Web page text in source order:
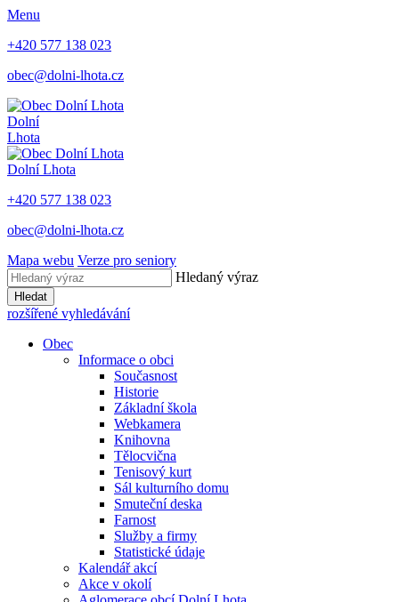
Menu
+420 577 138 023
obec@dolni-lhota.cz
Dolní
Lhota
Dolní Lhota
+420 577 138 023
obec@dolni-lhota.cz
Mapa webu Verze pro seniory
Hledaný výraz
Hledat
rozšířené vyhledávání
Obec
Informace o obci
Současnost
Historie
Základní škola
Webkamera
Knihovna
Tělocvična
Tenisový kurt
Sál kulturního domu
Smuteční deska
Farnost
Služby a firmy
Statistické údaje
Kalendář akcí
Akce v okolí